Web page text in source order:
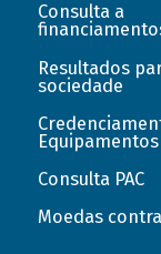
Consulta a
Resultados
sociedade
Equipamentos
Consulta PAC
Moedas